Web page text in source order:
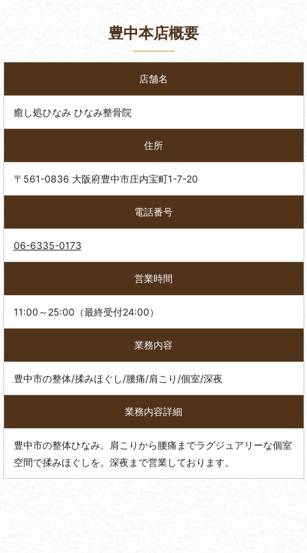
豊中本店概要
店舗名
癒し処ひなみ ひなみ整骨院
住所
〒561-0836 大阪府豊中市庄内宝町1-7-20
電話番号
06-6335-0173
営業時間
11:00～25:00（最終受付24:00）
業務内容
豊中市の整体/揉みほぐし/腰痛/肩こり/個室/深夜
業務内容詳細
豊中市の整体ひなみ。肩こりから腰痛までラグジュアリーな個室
空間で揉みほぐしを。深夜まで営業しております。